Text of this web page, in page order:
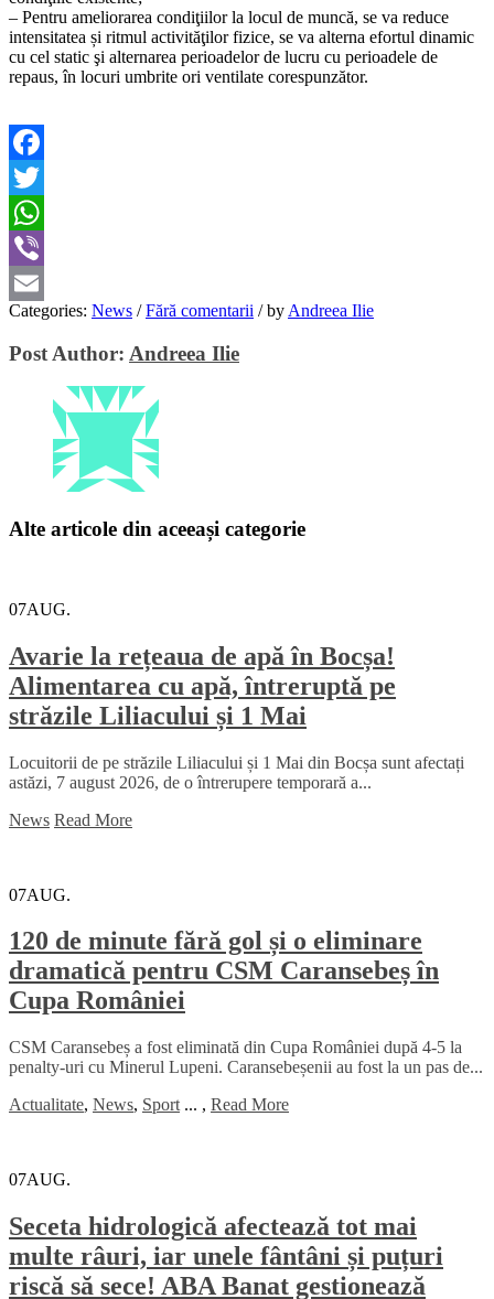
– Pentru ameliorarea condiţiilor la locul de muncă, se va reduce
intensitatea și ritmul activităţilor fizice, se va alterna efortul dinamic
cu cel static şi alternarea perioadelor de lucru cu perioadele de
repaus, în locuri umbrite ori ventilate corespunzător.
Facebook
Twitter
WhatsApp
Viber
Email
Categories: News / Fără comentarii /by Andreea Ilie
Post Author: Andreea Ilie
Alte articole din aceeași categorie
07AUG.
Avarie la rețeaua de apă în Bocșa!
Alimentarea cu apă, întreruptă pe
străzile Liliacului și 1 Mai
Locuitorii de pe străzile Liliacului și 1 Mai din Bocșa sunt afectați
astăzi, 7 august 2026, de o întrerupere temporară a...
News Read More
07AUG.
120 de minute fără gol și o eliminare
dramatică pentru CSM Caransebeș în
Cupa României
CSM Caransebeș a fost eliminată din Cupa României după 4-5 la
penalty-uri cu Minerul Lupeni. Caransebeșenii au fost la un pas de...
Actualitate, News, Sport ... , Read More
07AUG.
Seceta hidrologică afectează tot mai
multe râuri, iar unele fântâni și puțuri
riscă să sece! ABA Banat gestionează